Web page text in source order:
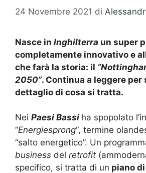
24 Novembre 2021 di
Nasce in Inghilterra un super
completamente innovativo e
che farà la storia: il
2050”. Continua a leggere per
dettaglio di cosa si tratta.
Nei Paesi Bassi ha spopolato
“Energiesprong“, termine
“salto energetico”. Un
business del retrofit
specifico, si tratta di un piano